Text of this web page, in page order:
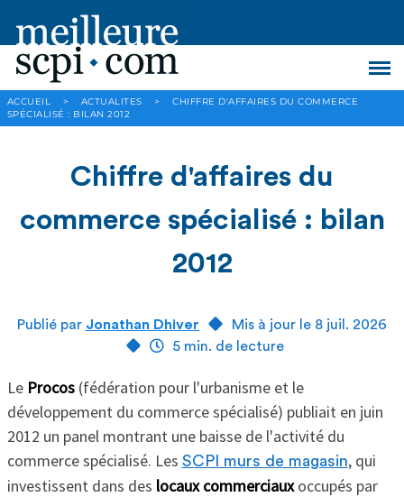
ACCUEIL > ACTUALITES >
CHIFFRE D'AFFAIRES DU COMMERCE
SPÉCIALISÉ : BILAN 2012
Chiffre d'affaires du
commerce spécialisé : bilan
2012
Publié par Jonathan Dhiver
Mis à jour le 8 juil. 2026
5 min. de lecture
Le Procos(fédération pour l'urbanisme et le
développement du commerce spécialisé) publiait en juin
2012 un panel montrant une baisse de l'activité du
commerce spécialisé. Les SCPI murs de magasin, qui
investissent dans des locaux commerciauxoccupés par